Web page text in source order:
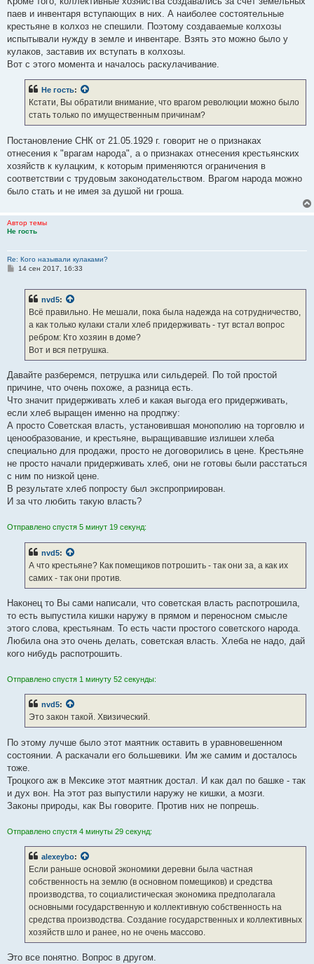
паев и инвентаря вступающих в них. А наиболее состоятельные
крестьяне в колхоз не спешили. Поэтому создаваемые колхозы
испытывали нужду в земле и инвентаре. Взять это можно было у
кулаков, заставив их вступать в колхозы.
Вот с этого момента и началось раскулачивание.
Не гость:
Кстати, Вы обратили внимание, что врагом революции можно было
стать только по имущественным причинам?
Постановление СНК от 21.05.1929 г. говорит не о признаках
отнесения к "врагам народа", а о признаках отнесения крестьянских
хозяйств к кулацким, к которым применяются ограничения в
соответствии с трудовым законодательством. Врагом народа можно
было стать и не имея за душой ни гроша.
Автор темы
Не гость
Re: Кого называли кулаками?
С14 сен 2017, 16:33
nvd5:
Всё правильно. Не мешали, пока была надежда на сотрудничество,
а как только кулаки стали хлеб придерживать - тут встал вопрос
ребром: Кто хозяин в доме?
Вот и вся петрушка.
Давайте разберемся, петрушка или сильдерей. По той простой
причине, что очень похоже, а разница есть.
Что значит придерживать хлеб и какая выгода его придерживать,
если хлеб выращен именно на продпжу:
А просто Советская власть, установившая монополию на торговлю и
ценообразование, и крестьяне, выращивавшие излишеи хлеба
специально для продажи, просто не договорились в цене. Крестьяне
не просто начали придерживать хлеб, они не готовы были расстаться
с ним по низкой цене.
В результате хлеб попросту был экспроприирован.
И за что любить такую власть?
Отправлено спустя 5 минут 19 секунд:
nvd5:
А что крестьяне? Как помещиков потрошить - так они за, а как их
самих - так они против.
Наконец то Вы сами написали, что советская власть распотрошила,
то есть выпустила кишки наружу в прямом и переносном смысле
этого слова, крестьянам. То есть части простого советского народа.
Любила она это очень делать, советская власть. Хлеба не надо, дай
кого нибудь распотрошить.
Отправлено спустя 1 минуту 52 секунды:
nvd5:
Это закон такой. Хвизический.
По этому лучше было этот маятник оставить в уравновешенном
состоянии. А раскачали его большевики. Им же самим и досталось
тоже.
Троцкого аж в Мексике этот маятник достал. И как дал по башке - так
и дух вон. На этот раз выпустили наружу не кишки, а мозги.
Законы природы, как Вы говорите. Против них не попрешь.
Отправлено спустя 4 минуты 29 секунд:
alexeybo:
Если раньше основой экономики деревни была частная
собственность на землю (в основном помещиков) и средства
производства, то социалистическая экономика предполагала
основными государственную и коллективную собственность на
средства производства. Создание государственных и коллективных
хозяйств шло и ранее, но не очень массово.
Это все понятно. Вопрос в другом.